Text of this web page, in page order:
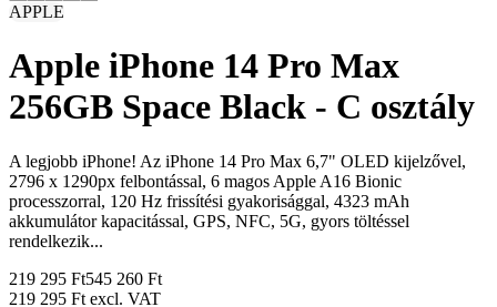
APPLE
Apple iPhone 14 Pro Max
256GB Space Black - C osztály
A legjobb iPhone! Az iPhone 14 Pro Max 6,7" OLED kijelzővel,
2796 x 1290px felbontással, 6 magos Apple A16 Bionic
processzorral, 120 Hz frissítési gyakorisággal, 4323 mAh
akkumulátor kapacitással, GPS, NFC, 5G, gyors töltéssel
rendelkezik...
219 295 Ft545 260 Ft
219 295 Ft excl. VAT